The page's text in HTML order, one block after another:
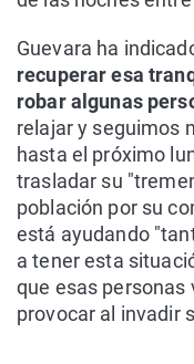
Guevara ha
recuperar esa
robar algunas
relajar y seguimos
hasta el próximo
trasladar su
población por su
está ayudando
a tener esta
que esas personas
provocar al invadir